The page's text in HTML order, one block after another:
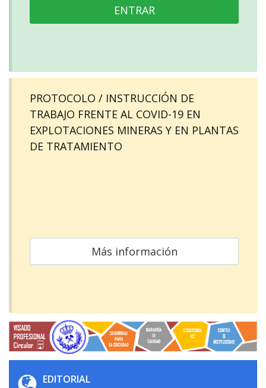
ENTRAR
PROTOCOLO / INSTRUCCIÓN DE
TRABAJO FRENTE AL COVID-19 EN
EXPLOTACIONES MINERAS Y EN PLANTAS
DE TRATAMIENTO
Más información
EDITORIAL